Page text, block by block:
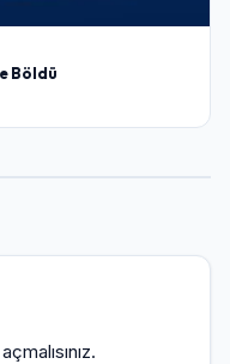
Böldü
.